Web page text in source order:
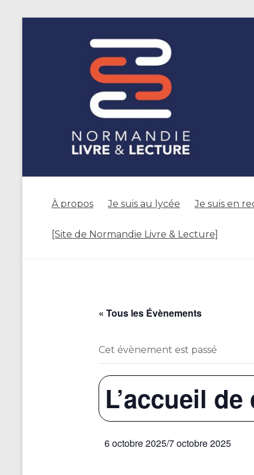
À propos Je suis au lycée Je suis en
[Site de Normandie Livre & Lecture]
« Tous les Évènements
Cet évènement est passé
L’accueil
6 octobre 2025/7 octobre 2025